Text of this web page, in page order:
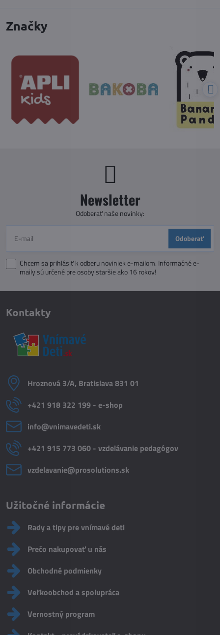
Značky
Newsletter
Odoberať naše novinky:
Odoberať
Chcem sa prihlásiť k odberu noviniek e-mailom. Informačné e-
maily sú určené pre osoby staršie ako 16 rokov!
Kontakty
Hroznová 3/A, Bratislava 831 01
+421 918 322 199 - e-shop
info​@vnimavedeti​.sk
+421 915 773 060 - vzdelávanie pedagógov
vzdelavanie​@prosolutions​.sk
Užitočné informácie
Rady a tipy pre vnímavé deti
Prečo nakupovať u nás
Obchodné podmienky
Veľkoobchod a spolupráca
Vernostný program